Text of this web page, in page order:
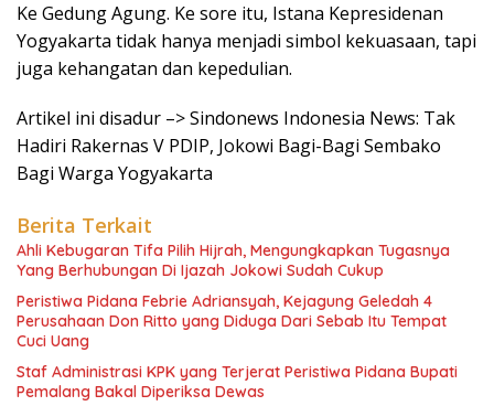
Ke Gedung Agung. Ke sore itu, Istana Kepresidenan
Yogyakarta tidak hanya menjadi simbol kekuasaan, tapi
juga kehangatan dan kepedulian.
Artikel ini disadur –> Sindonews Indonesia News: Tak
Hadiri Rakernas V PDIP, Jokowi Bagi-Bagi Sembako
Bagi Warga Yogyakarta
Berita Terkait
Ahli Kebugaran Tifa Pilih Hijrah, Mengungkapkan Tugasnya
Yang Berhubungan Di Ijazah Jokowi Sudah Cukup
Peristiwa Pidana Febrie Adriansyah, Kejagung Geledah 4
Perusahaan Don Ritto yang Diduga Dari Sebab Itu Tempat
Cuci Uang
Staf Administrasi KPK yang Terjerat Peristiwa Pidana Bupati
Pemalang Bakal Diperiksa Dewas